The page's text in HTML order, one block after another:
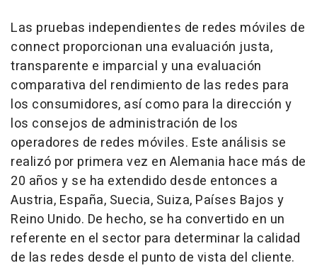
Las pruebas independientes de redes móviles de
connect proporcionan una evaluación justa,
transparente e imparcial y una evaluación
comparativa del rendimiento de las redes para
los consumidores, así como para la dirección y
los consejos de administración de los
operadores de redes móviles. Este análisis se
realizó por primera vez en Alemania hace más de
20 años y se ha extendido desde entonces a
Austria, España, Suecia, Suiza, Países Bajos y
Reino Unido. De hecho, se ha convertido en un
referente en el sector para determinar la calidad
de las redes desde el punto de vista del cliente.